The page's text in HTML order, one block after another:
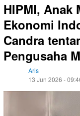
HIPMI, Anak
Ekonomi
Candra
Pengusaha
Aris
13 Jun 2026 -